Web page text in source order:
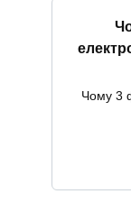
Чому 3